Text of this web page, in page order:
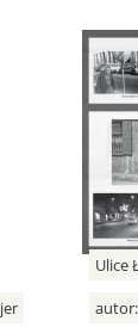
Ulice
autor: